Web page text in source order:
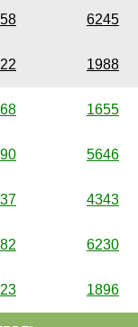
6245
1988
1655
5646
4343
6230
1896